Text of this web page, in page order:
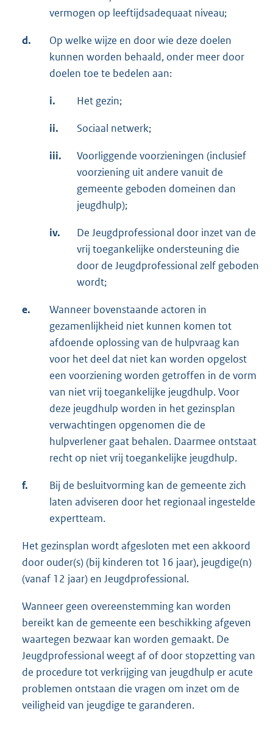
vermogen op leeftijdsadequaat niveau;
d.
Op welke wijze en door wie deze doelen
kunnen worden behaald, onder meer door
doelen toe te bedelen aan:
i. Het gezin;
ii. Sociaal netwerk;
iii.
Voorliggende voorzieningen (inclusief
voorziening uit andere vanuit de
gemeente geboden domeinen dan
jeugdhulp);
iv.
De Jeugdprofessional door inzet van de
vrij toegankelijke ondersteuning die
door de Jeugdprofessional zelf geboden
wordt;
e.
Wanneer bovenstaande actoren in
gezamenlijkheid niet kunnen komen tot
afdoende oplossing van de hulpvraag kan
voor het deel dat niet kan worden opgelost
een voorziening worden getroffen in de vorm
van niet vrij toegankelijke jeugdhulp. Voor
deze jeugdhulp worden in het gezinsplan
verwachtingen opgenomen die de
hulpverlener gaat behalen. Daarmee ontstaat
recht op niet vrij toegankelijke jeugdhulp.
f.
Bij de besluitvorming kan de gemeente zich
laten adviseren door het regionaal ingestelde
expertteam.
Het gezinsplan wordt afgesloten met een akkoord
door ouder(s) (bij kinderen tot 16 jaar), jeugdige(n)
(vanaf 12 jaar) en Jeugdprofessional.
Wanneer geen overeenstemming kan worden
bereikt kan de gemeente een beschikking afgeven
waartegen bezwaar kan worden gemaakt. De
Jeugdprofessional weegt af of door stopzetting van
de procedure tot verkrijging van jeugdhulp er acute
problemen ontstaan die vragen om inzet om de
veiligheid van jeugdige te garanderen.